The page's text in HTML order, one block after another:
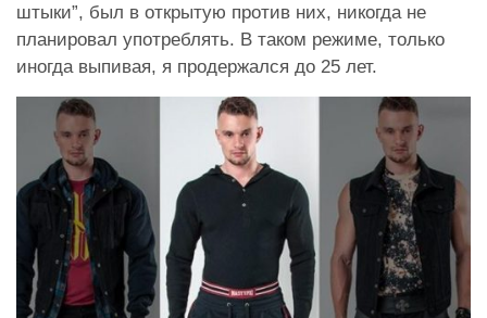
штыки”, был в открытую против них, никогда не
планировал употреблять. В таком режиме, только
иногда выпивая, я продержался до 25 лет.